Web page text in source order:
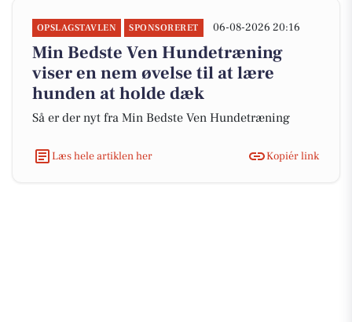
OPSLAGSTAVLEN SPONSORERET 06-08-2026 20:16
Min Bedste Ven Hundetræning
viser en nem øvelse til at lære
hunden at holde dæk
Så er der nyt fra Min Bedste Ven Hundetræning
Læs hele artiklen her Kopiér link